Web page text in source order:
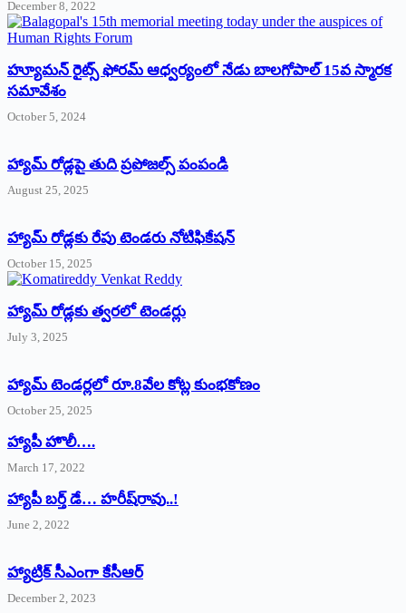
December 8, 2022
హ్యూమన్‌ రైట్స్‌ ఫోరమ్‌ ఆధ్వర్యంలో నేడు బాలగోపాల్‌ 15వ స్మారక
సమావేశం
October 5, 2024
హ్యామ్‌ రోడ్లపై తుది ప్రపోజల్స్‌ పంపండి
August 25, 2025
హ్యామ్‌ రోడ్లకు రేపు టెండరు నోటిఫికేషన్‌
October 15, 2025
హ్యామ్‌ రోడ్లకు త్వరలో టెండర్లు
July 3, 2025
హ్యామ్‌ ‌టెండర్లలో రూ.8వేల కోట్ల కుంభకోణం
October 25, 2025
హ్యాపీ హొలీ….
March 17, 2022
హ్యాపీ బర్త్ ‌డే… హరీష్‌రావు..!
June 2, 2022
హ్యాట్రిక్‌ ‌సీఎంగా కేసీఆర్‌
December 2, 2023